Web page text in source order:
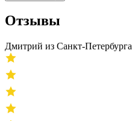
Отзывы
Дмитрий из Санкт-Петербурга